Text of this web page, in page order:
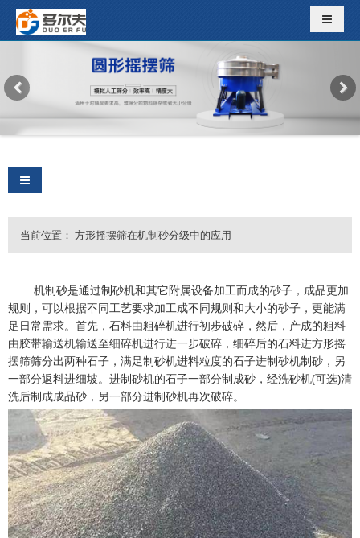
导航切
导航切换
当前位置： 方形摇摆筛在机制砂分级中的应用
机制砂是通过制砂机和其它附属设备加工而成的砂子，成品更加
规则，可以根据不同工艺要求加工成不同规则和大小的砂子，更能满
足日常需求。首先，石料由粗碎机进行初步破碎，然后，产成的粗料
由胶带输送机输送至细碎机进行进一步破碎，细碎后的石料进方形摇
摆筛筛分出两种石子，满足制砂机进料粒度的石子进制砂机制砂，另
一部分返料进细坡。进制砂机的石子一部分制成砂，经洗砂机(可选)清
洗后制成成品砂，另一部分进制砂机再次破碎。